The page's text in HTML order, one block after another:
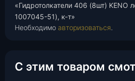
«Гидротолкатели 406 (8шт) KENO
1007045-51), к-т»
Необходимо авторизоваться.
С этим товаром